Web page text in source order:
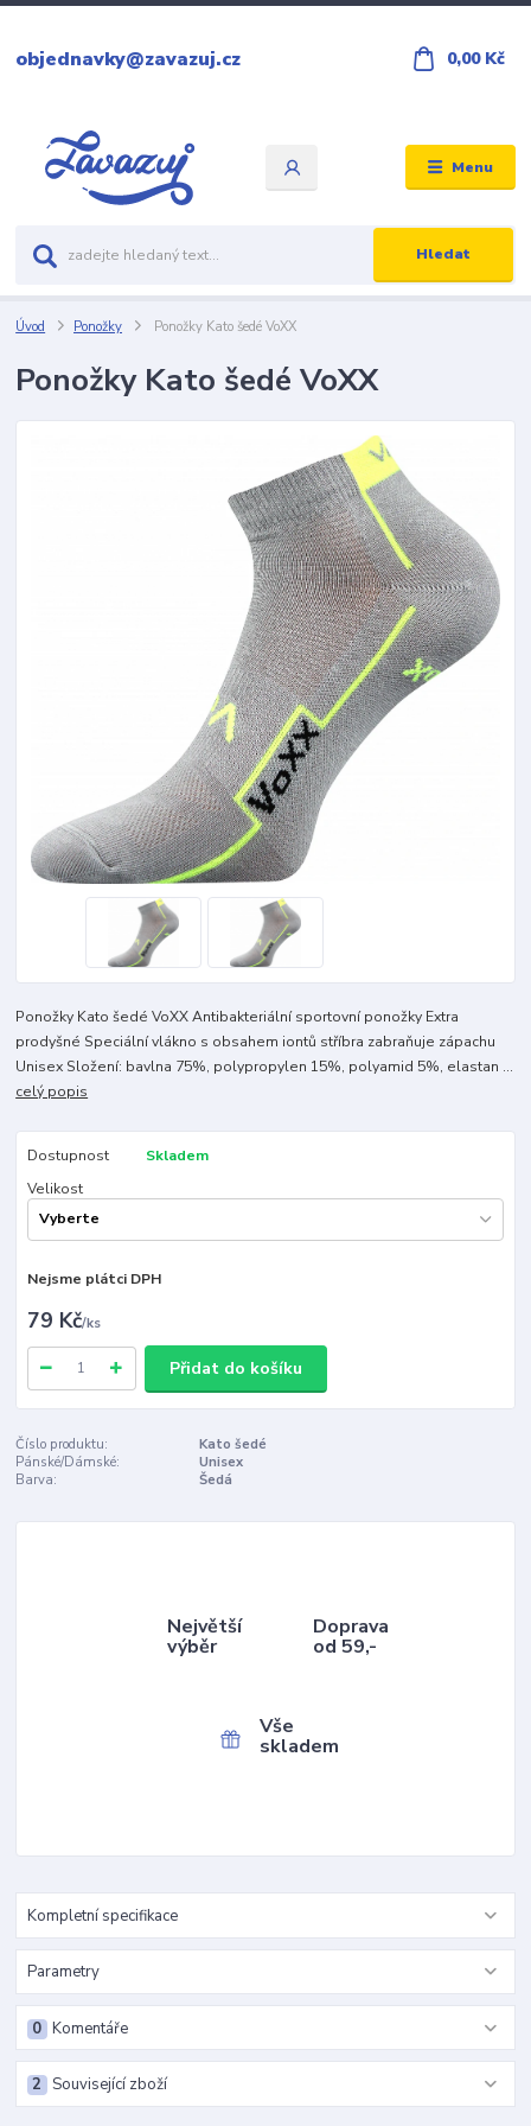
Menu
Hledat
objednavky@zavazuj.cz 0,00 Kč
Úvod Ponožky Ponožky Kato šedé VoXX
Ponožky Kato šedé VoXX
Ponožky Kato šedé VoXX Antibakteriální sportovní ponožky Extra
prodyšné Speciální vlákno s obsahem iontů stříbra zabraňuje zápachu
Unisex Složení: bavlna 75%, polypropylen 15%, polyamid 5%, elastan ...
celý popis
Dostupnost
Skladem
Velikost
Nejsme plátci DPH
79 Kč/ks
Přidat do košíku
Číslo produktu:
Kato šedé
Pánské/Dámské:
Unisex
Barva:
Šedá
Největší
výběr
Doprava
od 59,-
Vše
skladem
Kompletní specifikace
Parametry
Komentáře
0
Související zboží
2